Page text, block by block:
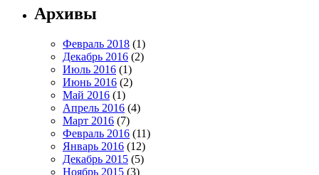
Архивы
Февраль 2018 (1)
Декабрь 2016 (2)
Июль 2016 (1)
Июнь 2016 (2)
Май 2016 (1)
Апрель 2016 (4)
Март 2016 (7)
Февраль 2016 (11)
Январь 2016 (12)
Декабрь 2015 (5)
Ноябрь 2015 (3)